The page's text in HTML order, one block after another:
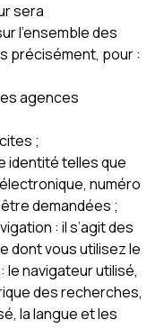
sera
l’ensemble des
précisément, pour :
agences
;
identité telles que
numéro
demandées ;
: il s’agit des
dont vous utilisez le
navigateur utilisé,
des recherches,
la langue et les